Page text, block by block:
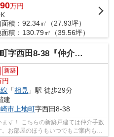
万円
積：92.34㎡（27.93坪）
積：130.79㎡（39.56坪）
8-38『仲介料無料』新築戸建て
新築
円
「相見 」駅 徒歩29分
建
市上地町字西田8-38
す！ こちらの新築戸建ては仲介手数
お部屋のほうもいつでもご案内もさ